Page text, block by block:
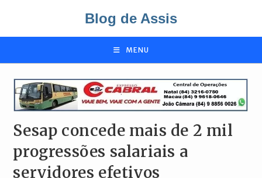
o
Blog de Assis
MENU
Sesap concede mais de 2 mil
progressões salariais a
servidores efetivos